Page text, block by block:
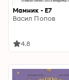
Мамник - E7
Васил Попов
4.8